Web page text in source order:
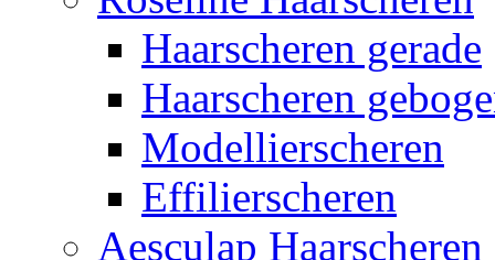
Haarscheren gerade
Haarscheren
Modellierscheren
Effilierscheren
Aesculap Haarscheren